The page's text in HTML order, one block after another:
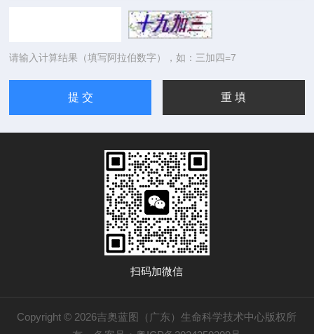
请输入计算结果（填写阿拉伯数字），如：三加四=7
扫码加微信
Copyright © 2026吉奥蓝图（广东）生命科学技术中心版权所